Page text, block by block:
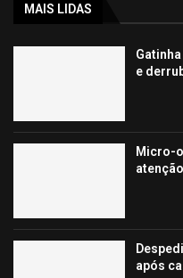
MAIS LIDAS
e
Micro-
após